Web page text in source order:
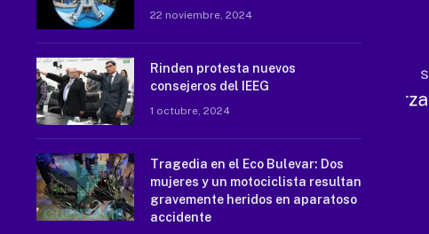
22 noviembre, 2024
Rinden protesta nuevos
consejeros del IEEG
1 octubre, 2024
Tragedia en el Eco Bulevar: Dos
mujeres y un motociclista resultan
gravemente heridos en aparatoso
accidente